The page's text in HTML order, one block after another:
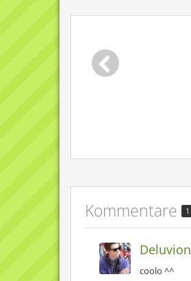
Kommentare 1
Deluvion
coolo ^^